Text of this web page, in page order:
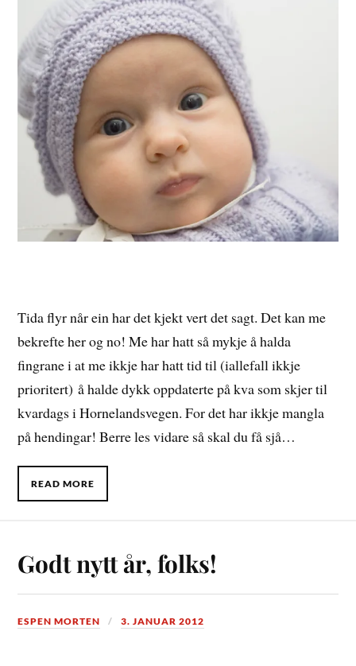
Tida flyr når ein har det kjekt vert det sagt. Det kan me
bekrefte her og no! Me har hatt så mykje å halda
fingrane i at me ikkje har hatt tid til (iallefall ikkje
prioritert) å halde dykk oppdaterte på kva som skjer til
kvardags i Hornelandsvegen. For det har ikkje mangla
på hendingar! Berre les vidare så skal du få sjå…
READ MORE
Godt nytt år, folks!
ESPEN MORTEN 3. JANUAR 2012